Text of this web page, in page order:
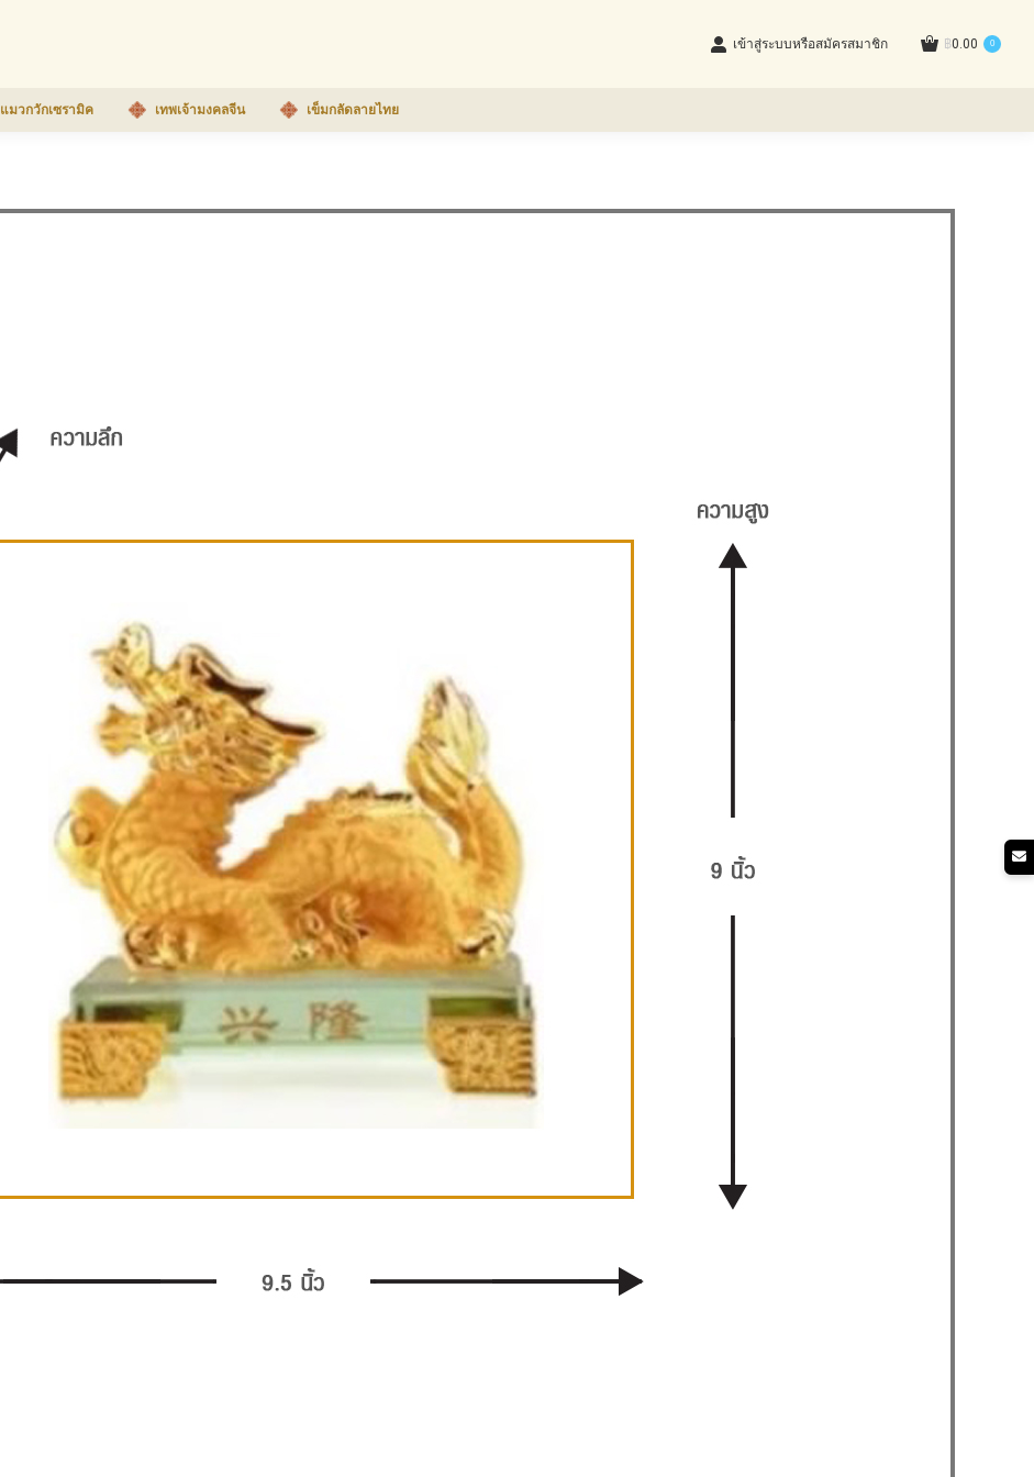
เข้าสู่ระบบหรือสมัครสมาชิก ฿0.00 0
แมวกวักเซรามิค เทพเจ้ามงคลจีน เข็มกลัดลายไทย